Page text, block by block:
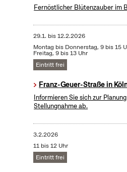
Fernöstlicher Blütenzauber im
29.1. bis12.2.2026
Montag bis Donnerstag, 9 bis 15
Freitag, 9 bis 13 Uhr
Eintritt frei
Franz-Geuer-Straße in
Informieren Sie sich zur
Stellungnahme ab.
3.2.2026
11 bis 12 Uhr
Eintritt frei